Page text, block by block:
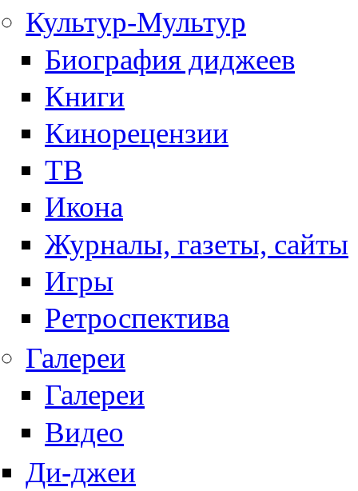
Культур-Мультур
Биография диджеев
Книги
Кинорецензии
ТВ
Икона
Журналы, газеты, сайты
Игры
Ретроспектива
Галереи
Галереи
Видео
Ди-джеи